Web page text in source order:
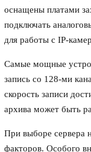
оснащены платами
подключать
для работы с IP-
Самые мощные
запись со 128-ми
скорость записи
архива может быть
При выборе сервера
факторов. Особого